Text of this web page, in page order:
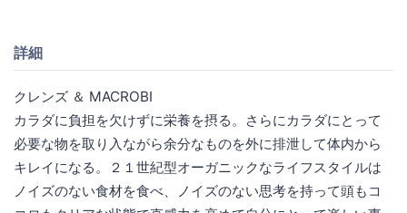
詳細
クレンズ ＆ MACROBI
カラダに負担を欠けずに栄養を摂る。さらにカラダにとって
必要な物を取り入ながら余分なものを外に排泄して体内から
キレイになる。２１世紀型オーガニックなライフスタイルは
ノイズのない食材を食べ、ノイズのない思考を持って頭もコ